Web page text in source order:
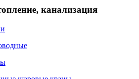
канализация